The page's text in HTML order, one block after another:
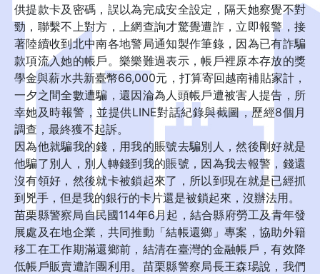
供提款卡及密碼，誤以為完成安全設定，隔天她察覺不對
勁，聯繫不上對方，上網查詢才驚覺遭詐，立即報警，接
著陸續收到北中南各地警局通知製作筆錄，因為已有詐騙
款項流入她的帳戶。樂樂難過表示，帳戶裡原本存放的獎
學金與薪水共新臺幣66,000元，打算寄回越南補貼家計，
一夕之間全數遭騙，還因淪為人頭帳戶遭被害人提告，所
幸她及時報警，並提供LINE對話紀錄與截圖，歷經8個月
調查，最終獲不起訴。
因為他就騙我的錢，用我的賬號去騙別人，然後剛好就是
他騙了別人，別人轉錢到我的賬號，因為我去報警，錢還
沒有領好，然後就卡被鎖起來了，所以到現在就是已經抓
到兇手，但是我的銀行的卡片還是被鎖起來，沒辦法用。
苗栗縣警察局自民國114年6月起，結合縣府勞工及青年發
展處及在地企業，共同推動「結帳還鄉」專案，協助外籍
移工在工作期滿還鄉前，結清在臺灣的金融帳戶，有效降
低帳戶販賣遭詐團利用。苗栗縣警察局長王森瑒說，我們